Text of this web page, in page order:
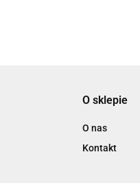
O sklepie
O nas
Kontakt